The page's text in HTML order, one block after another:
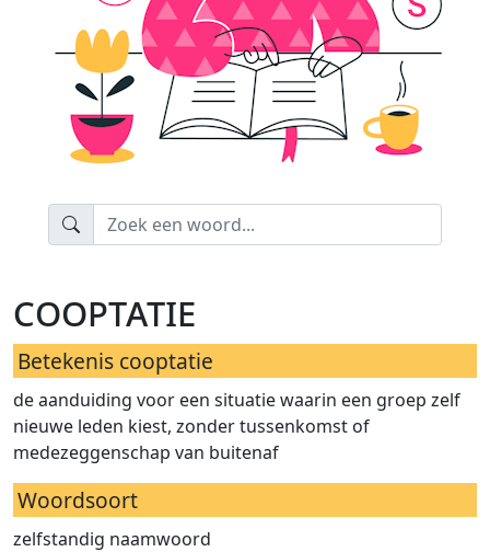
cooptatie
Betekenis cooptatie
de aanduiding voor een situatie waarin een groep zelf
nieuwe leden kiest, zonder tussenkomst of
medezeggenschap van buitenaf
Woordsoort
zelfstandig naamwoord